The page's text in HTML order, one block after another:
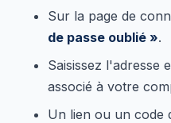
Sur la page de
de passe oublié ».
Saisissez l'adresse
associé à votre
Un lien ou un code